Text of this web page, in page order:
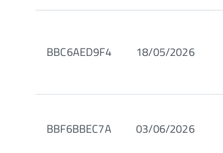
BBC6AED9F4 18/05/2026
BBF6BBEC7A 03/06/2026